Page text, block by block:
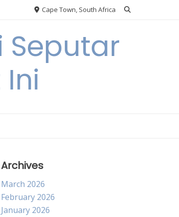
Cape Town, South Africa
Seputar
Archives
March 2026
February 2026
January 2026